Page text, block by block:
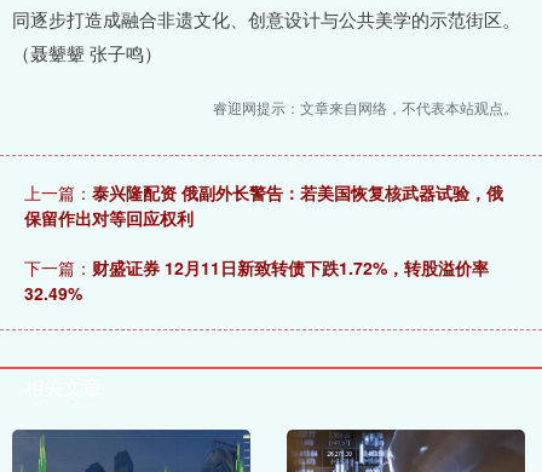
同逐步打造成融合非遗文化、创意设计与公共美学的示范街区。
（聂颦颦 张子鸣）
睿迎网提示：文章来自网络，不代表本站观点。
上一篇： 泰兴隆配资 俄副外长警告：若美国恢复核武器试验，俄
保留作出对等回应权利
下一篇： 财盛证券 12月11日新致转债下跌1.72%，转股溢价率
32.49%